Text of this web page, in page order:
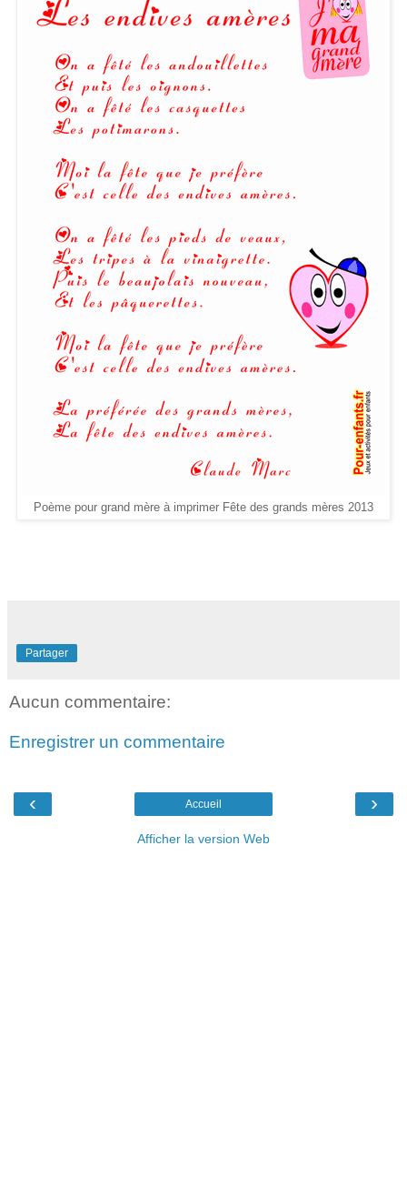
Poème pour grand mère à imprimer Fête des grands mères 2013
Partager
Aucun commentaire:
Enregistrer un commentaire
‹ ›
Accueil
Afficher la version Web